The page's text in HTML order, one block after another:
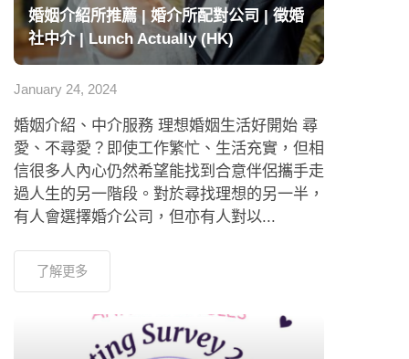
婚姻介紹所推薦 | 婚介所配對公司 | 徵婚
社中介 | Lunch Actually (HK)
January 24, 2024
婚姻介紹、中介服務 理想婚姻生活好開始 尋
愛、不尋愛？即使工作繁忙、生活充實，但相
信很多人內心仍然希望能找到合意伴侶攜手走
過人生的另一階段。對於尋找理想的另一半，
有人會選擇婚介公司，但亦有人對以...
了解更多